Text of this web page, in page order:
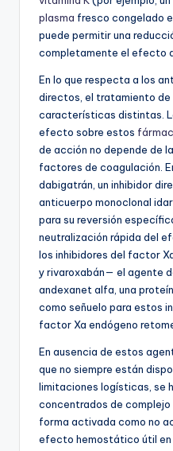
plasma fresco congelado
puede permitir una
completamente el efecto
En lo que respecta a los
directos, el tratamiento de
características distintas.
efecto sobre estos
de acción no depende de
factores de coagulación.
dabigatrán, un inhibidor
anticuerpo monoclonal
para su reversión
neutralización rápida del
los inhibidores del factor
y rivaroxabán— el agente
andexanet alfa, una
como señuelo para estos
factor Xa endógeno
En ausencia de estos
que no siempre están
limitaciones logísticas, se
concentrados de
forma activada como no
efecto hemostático útil en